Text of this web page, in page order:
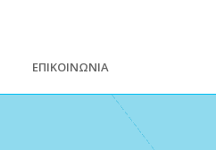
ΕΠΙΚΟΙΝΩΝΙΑ